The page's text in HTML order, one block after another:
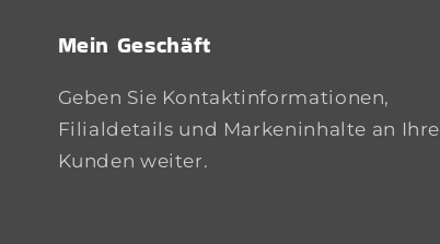
Mein Geschäft
Geben Sie Kontaktinformationen,
Filialdetails und Markeninhalte an Ihre
Kunden weiter.